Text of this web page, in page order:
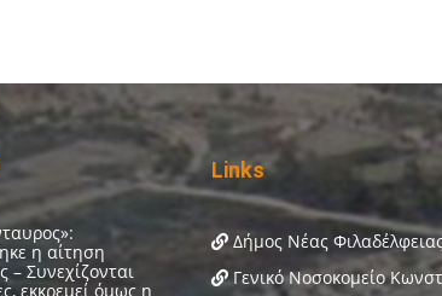
Links
Δήμος Νέας
Γενικό Νοσοκομείο